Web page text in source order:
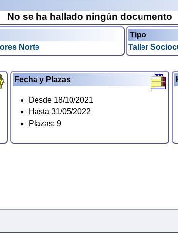
No se ha hallado ningún documento
Norte
Tipo
Taller
Fecha y Plazas
Desde 18/10/2021
Hasta 31/05/2022
Plazas: 9